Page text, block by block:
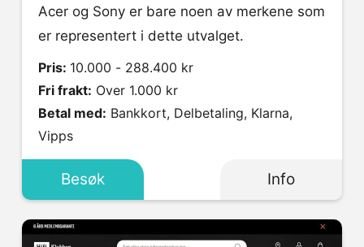
Acer og Sony er bare noen av merkene som
er representert i dette utvalget.
Pris: 10.000 - 288.400 kr
Fri frakt: Over 1.000 kr
Betal med:
Vipps
Besøk Info